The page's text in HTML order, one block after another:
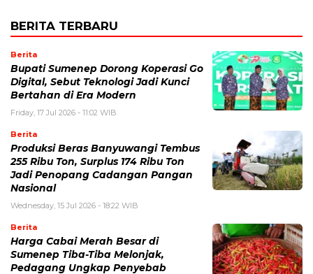
BERITA TERBARU
Berita
Bupati Sumenep Dorong Koperasi Go
Digital, Sebut Teknologi Jadi Kunci
Bertahan di Era Modern
Friday, 17 Jul 2026 - 11:02 WIB
Berita
Produksi Beras Banyuwangi Tembus
255 Ribu Ton, Surplus 174 Ribu Ton
Jadi Penopang Cadangan Pangan
Nasional
Wednesday, 15 Jul 2026 - 18:22 WIB
Berita
Harga Cabai Merah Besar di
Sumenep Tiba-Tiba Melonjak,
Pedagang Ungkap Penyebab